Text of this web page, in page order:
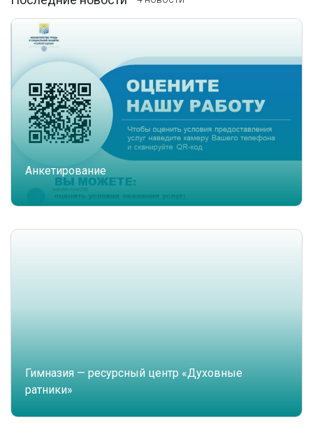
Анкетирование
Гимназия — ресурсный центр «Духовные
ратники»